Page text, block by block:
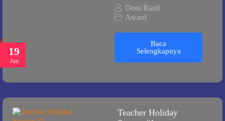
19
Jun
Doni Riadi
Award
Baca
Selengkapnya
Teacher Holiday